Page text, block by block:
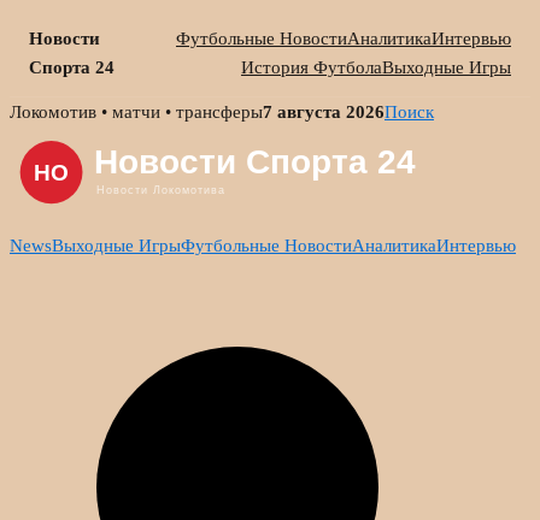
Новости
Спорта 24
Футбольные НовостиАналитикаИнтервью
История ФутболаВыходные Игры
Skip
content
Локомотив • матчи • трансферы7 августа 2026Поиск
NewsВыходные ИгрыФутбольные НовостиАналитикаИнтервью